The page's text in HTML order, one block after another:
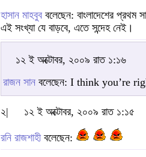
হাসান মাহবুব বলেছেন: বাংলাদেশের প্রথম
এই সংখ্যা যে বাড়বে, এতে সন্দেহ নেই।
১২ ই অক্টোবর, ২০০৯ রাত ১:১৬
রাজন সান বলেছেন: I think you’re
২| ১২ ই অক্টোবর, ২০০৯ রাত ১:১৫
রনি রাজশাহীবলেছেন: